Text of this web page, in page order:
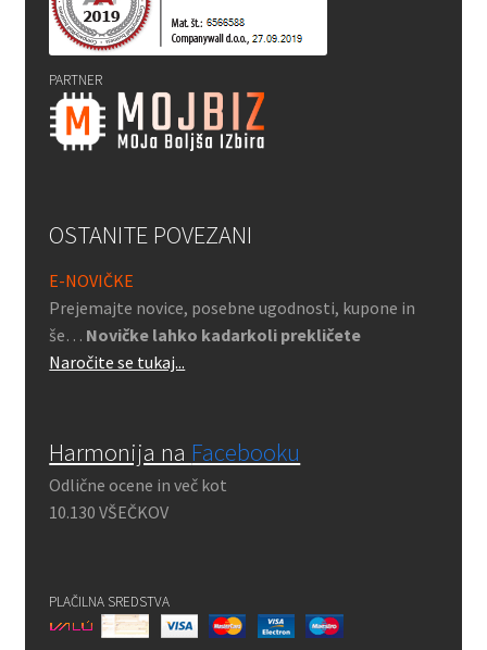
PARTNER
OSTANITE POVEZANI
E-NOVIČKE
Prejemajte novice, posebne ugodnosti, kupone in
še… Novičke lahko kadarkoli prekličete
Naročite se tukaj...
Harmonija na Facebooku
Odlične ocene in več kot
10.130 VŠEČKOV
PLAČILNA SREDSTVA